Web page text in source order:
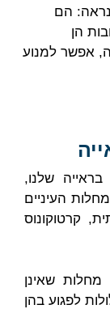
נראה: הם
הן
אפשר למנוע
שלנו,
העיניים
קרטוקונוס
שאינן
לפגוע בהן